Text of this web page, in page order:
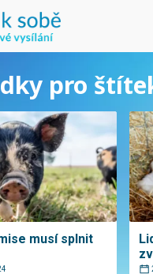
pro
musí splnit